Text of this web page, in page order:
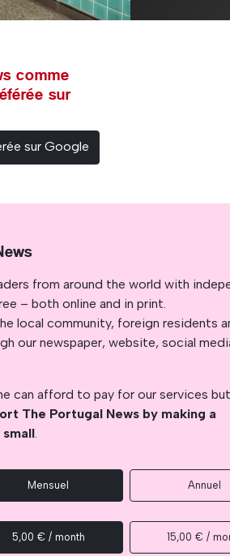
comme
sur
sur Google
from around the world with
– both online and in print.
local community, foreign residents
our newspaper, website, social
can afford to pay for our services
The Portugal News by making a
.
Mensuel Annuel
5,00 € / month 15,00 € /